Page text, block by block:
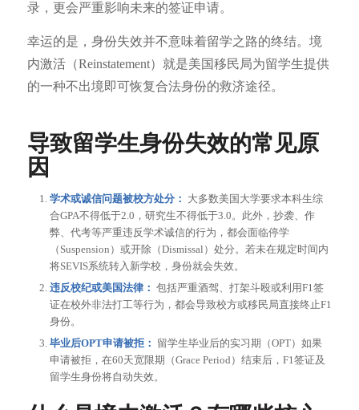
录，更会严重影响未来的签证申请。
幸运的是，身份失效并不意味着留学之路的终结。境
内激活（Reinstatement）就是美国移民局为留学生提供
的一种不出境即可恢复合法身份的救济途径。
导致留学生身份失效的常见原
因
学术或诚信问题被校方处分： 大多数美国大学要求本科生综
合GPA不得低于2.0，研究生不得低于3.0。此外，抄袭、作
弊、代考等严重违反学术诚信的行为，都会面临停学
（Suspension）或开除（Dismissal）处分。若未在规定时间内
将SEVIS系统转入新学校，身份就会失效。
违反校纪或美国法律： 包括严重酒驾、打架斗殴或利用F1签
证在校外非法打工等行为，都会导致校方或移民局直接终止F1
身份。
毕业后OPT申请被拒： 留学生毕业后的实习期（OPT）如果
申请被拒，在60天宽限期（Grace Period）结束后，F1签证及
留学生身份将自动失效。